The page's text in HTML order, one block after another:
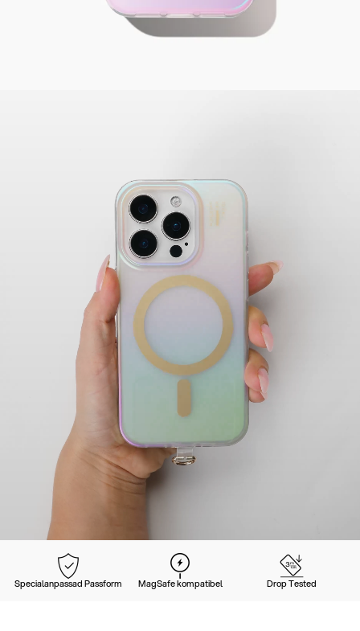
Specialanpassad Passform MagSafe kompatibel Drop Tested